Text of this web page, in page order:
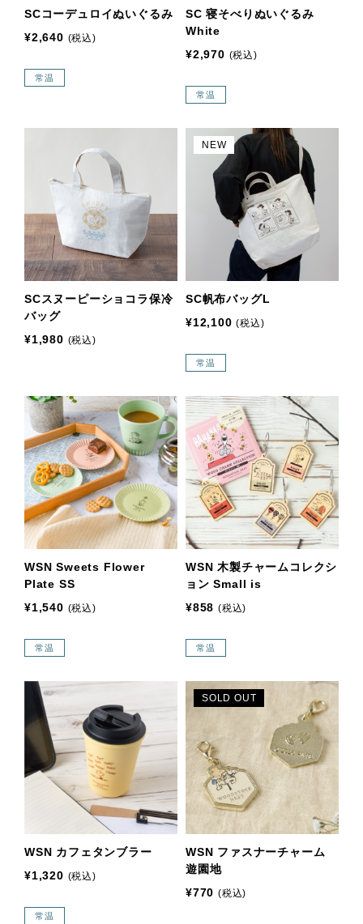
SCコーデュロイぬいぐるみ
¥2,640 (税込)
常温
SC 寝そべりぬいぐるみ
White
¥2,970 (税込)
常温
SCスヌーピーショコラ保冷
バッグ
¥1,980 (税込)
NEW
SC帆布バッグL
¥12,100 (税込)
常温
WSN Sweets Flower
Plate SS
¥1,540 (税込)
常温
WSN 木製チャームコレクシ
ョン Small is
¥858 (税込)
常温
WSN カフェタンブラー
¥1,320 (税込)
常温
SOLD OUT
WSN ファスナーチャーム
遊園地
¥770 (税込)